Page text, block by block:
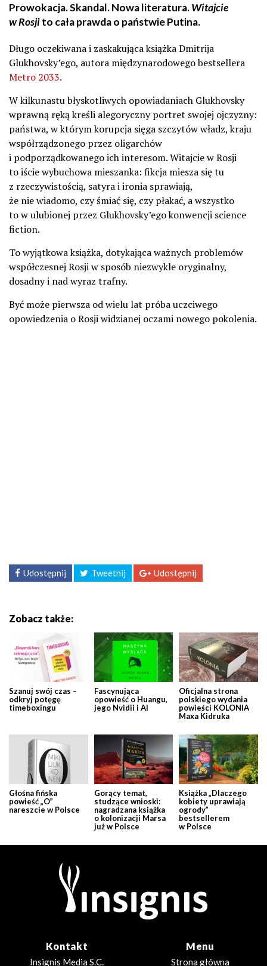
Prowokacja. Skandal. Nowa literatura.Witajcie
w Rosjito cała prawda o państwie Putina.
Długo oczekiwana i zaskakująca książka Dmitrija
Glukhovsky’ego, autora międzynarodowego bestsellera
Metro 2033.
W kilkunastu błyskotliwych opowiadaniach Glukhovsky
wprawną ręką kreśli alegoryczny portret swojej ojczyzny:
państwa, w którym korupcja sięga szczytów władz, kraju
współrządzonego przez oligarchów
i podporządkowanego ich interesom. Witajcie w Rosji
to iście wybuchowa mieszanka: fikcja miesza się tu
z rzeczywistością, satyra i ironia sprawiają,
że nie wiadomo, czy śmiać się, czy płakać, a wszystko
to w ulubionej przez Glukhovsky’ego konwencji science
fiction.
To wyjątkowa książka, dotykająca ważnych problemów
współczesnej Rosji w sposób niezwykle oryginalny,
dosadny i nad wyraz trafny.
Być może pierwsza od wielu lat próba uczciwego
opowiedzenia o Rosji widzianej oczami nowego pokolenia.
Udostępnij Tweetnij Udostępnij
Zobacz także:
Szanuj swój czas –
odkryj potęgę
timeboxingu
Fascynująca
opowieść o Huangu,
jego Nvidii i AI
Oficjalna strona
polskiego wydania
powieści KOLONIA
Maxa Kidruka
Głośna fińska
powieść „O”
nareszcie w Polsce
Gorący temat,
studzące wnioski:
nagradzana książka
o kolonizacji Marsa
już w Polsce
Książka „Dlaczego
kobiety uprawiają
ogrody”
bestsellerem
w Polsce
Kontakt
Insignis Media S.C.
Menu
Strona główna